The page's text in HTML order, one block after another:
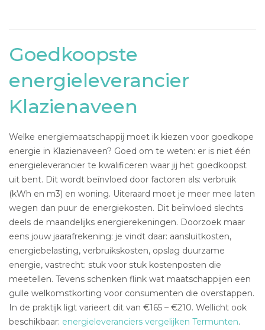
Goedkoopste
energieleverancier
Klazienaveen
Welke energiemaatschappij moet ik kiezen voor goedkope
energie in Klazienaveen? Goed om te weten: er is niet één
energieleverancier te kwalificeren waar jij het goedkoopst
uit bent. Dit wordt beïnvloed door factoren als: verbruik
(kWh en m3) en woning. Uiteraard moet je meer mee laten
wegen dan puur de energiekosten. Dit beïnvloed slechts
deels de maandelijks energierekeningen. Doorzoek maar
eens jouw jaarafrekening: je vindt daar: aansluitkosten,
energiebelasting, verbruikskosten, opslag duurzame
energie, vastrecht: stuk voor stuk kostenposten die
meetellen. Tevens schenken flink wat maatschappijen een
gulle welkomstkorting voor consumenten die overstappen.
In de praktijk ligt varieert dit van €165 – €210. Wellicht ook
beschikbaar: energieleveranciers vergelijken Termunten.